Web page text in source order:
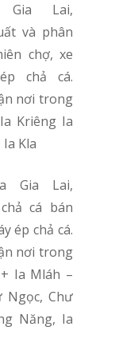
và phân
chợ, xe
chả cá.
nơi trong
Kriêng Ia
Kla
cá bán
ép chả cá.
nơi trong
Ia Mláh –
Ngọc, Chư
Năng, Ia